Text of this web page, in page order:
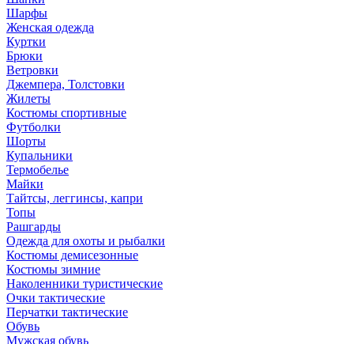
Шарфы
Женская одежда
Куртки
Брюки
Ветровки
Джемпера, Толстовки
Жилеты
Костюмы спортивные
Футболки
Шорты
Купальники
Термобелье
Майки
Тайтсы, леггинсы, капри
Топы
Рашгарды
Одежда для охоты и рыбалки
Костюмы демисезонные
Костюмы зимние
Наколенники туристические
Очки тактические
Перчатки тактические
Обувь
Мужская обувь